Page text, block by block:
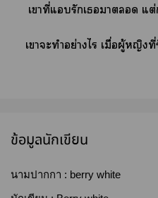
เาที่แรักเา แ
เาะทำอย่างไร เมื่อผู้หญิง
ข้อมูลนักเขียน
นามปากกา : berry white